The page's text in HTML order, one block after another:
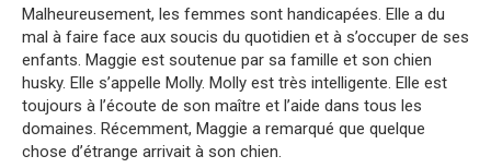
Malheureusement, les femmes sont handicapées. Elle a du
mal à faire face aux soucis du quotidien et à s’occuper de ses
enfants. Maggie est soutenue par sa famille et son chien
husky. Elle s’appelle Molly. Molly est très intelligente. Elle est
toujours à l’écoute de son maître et l’aide dans tous les
domaines. Récemment, Maggie a remarqué que quelque
chose d’étrange arrivait à son chien.